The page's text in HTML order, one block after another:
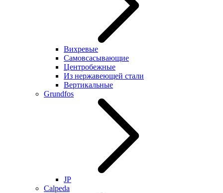
Вихревые
Самовсасывающие
Центробежные
Из нержавеющей стали
Вертикальные
Grundfos
JP
Calpeda